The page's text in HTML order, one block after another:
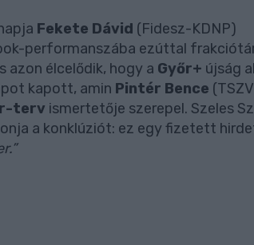
Fekete Dávid (Fidesz-KDNP)
performanszába ezúttal
azon élcelődik, hogy a Győr+ újság
kapott, amin Pintér Bence
terv ismertetője szerepel. Szeles
a konklúziót: ez egy fizetett